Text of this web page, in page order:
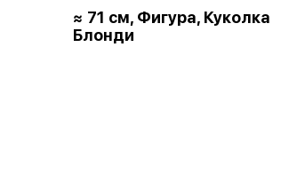
≈ 71 см, Фигура, Куколка
Блонди